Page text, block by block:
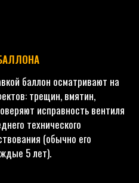
баллон осматривают на
трещин, вмятин,
исправность вентиля
технического
(обычно его
5 лет).